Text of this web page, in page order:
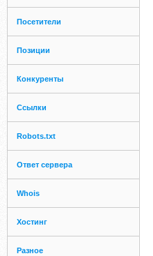
Посетители
Позиции
Конкуренты
Ссылки
Robots.txt
Ответ сервера
Whois
Хостинг
Разное